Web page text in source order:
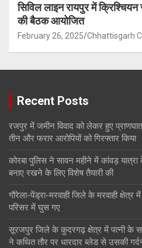
सिविल लाइन रायपुर में
की बैठक आयोजित
February 26, 2025 Chhattisgarh
Recent Posts
रजपुर में जमीन विवाद को लेकर हुए
तीन और फरार आरोपियों को गिरफ्तार किया
कोरबा पुलिस ने सावन महीने में कांवड़ यात्रा
बनाए रखने के लिए विशेष तैयारी की
गौरेला-पेंड्रा-मरवाही जिले के मरवाही क्षेत्र
परिसर में घुस गए
सूरजपुर जिले के कुदरगढ़ क्षेत्र में पत्नी के
ने कथित तौर पर धारदार ब्लेड से उसकी